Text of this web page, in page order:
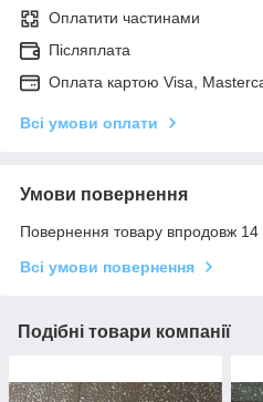
Оплатити частинами
Післяплата
Оплата картою Visa,
Всі умови оплати
Умови повернення
Повернення товару впродовж 14
Всі умови повернення
Подібні товари компанії